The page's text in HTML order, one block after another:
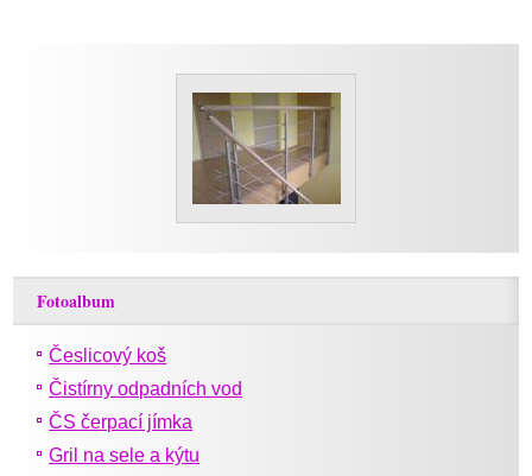
Fotoalbum
Česlicový koš
Čistírny odpadních vod
ČS čerpací jímka
Gril na sele a kýtu